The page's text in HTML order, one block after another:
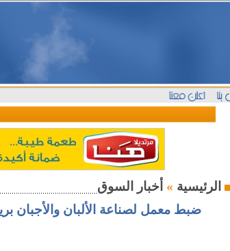
الرئيسية »
ضبط معمل لصناعة الألبان والأجبان